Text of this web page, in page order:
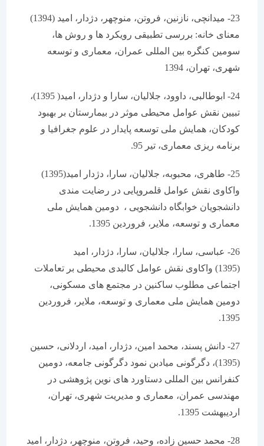
23- میدانچی، نازنین، فروتن، منوچهر، دژدار، امید (1394)
معنای خانه: بررسی تطبیقی رویکرد ها و روش ها،
سومین کنگره بین المللی عمران، معماری و توسعه
شهری، تهران، 1394
24- ابوطالبی، داوود، جلالیان، سارا و دژدار، امید( 1395)،
تبیین نقش عوامل محیطی موثر در بیمارستان بر بهبود
کودکان، همایش ملی توسعه پایدار در علوم جغرافیا و
برنامه ریزی معماری، تیر 95.
25- طاهری، محبوبه، جلالیان، سارا، دژدار امید(1395)
واکاوی نقش عوامل قلمروپایی در رضایت مندی
دانشجویان خوابگاه دانشجویی ، دومین همایش ملی
معماری و توسعه، ملایر، فروردین 1395.
26- عباسی، سارا، جلالیان، سارا، دژدار، امید
(1395) واکاوی نقش عوامل کالبدی محیطی بر تعاملات
اجتماعی مطلوب ساکنین در مجتمع های مسکونی،
دومین همایش ملی معماری و توسعه، ملایر، فروردین
27- دانش پسند، محمد امین، دژدار، امید، اردلانی، حسین
(1395)، دگرگونی میادبن نمود دگرگونی جامعه، دومین
کنفرانس بین المللی دستاورد های نوین پژوهشی در
مهندسی عمران، معماری و مدیریت شهری، تهران،
اردیبهشت 1395.
28- محمد حسین زاده، وحید، فروتن، منوچهر، دژدار، امید